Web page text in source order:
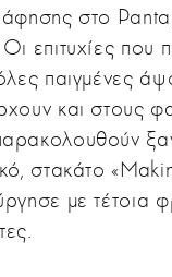
στο
επιτυχίες που
παιγμένες
και στους
στακάτο
με τέτοια